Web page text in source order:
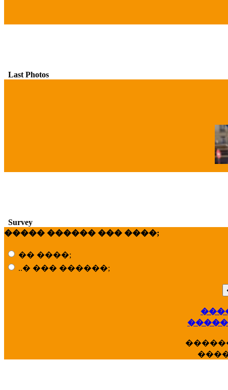
Last Photos
Survey
����� ������ ��� ����;
�� ����;
..� ��� ������;